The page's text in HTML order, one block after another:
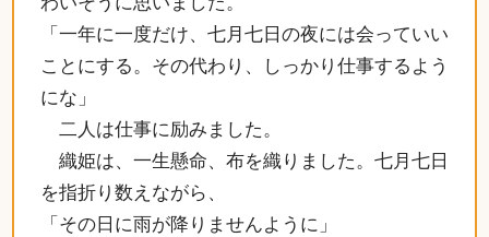
「一年に一度だけ、七月七日の夜には会っていい
ことにする。その代わり、しっかり仕事するよう
にな」
二人は仕事に励みました。
織姫は、一生懸命、布を織りました。七月七日
を指折り数えながら、
「その日に雨が降りませんように」